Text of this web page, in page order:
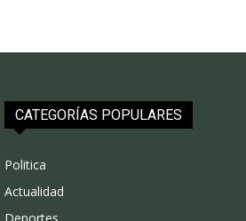
CATEGORÍAS POPULARES
Politica
Actualidad
Deportes